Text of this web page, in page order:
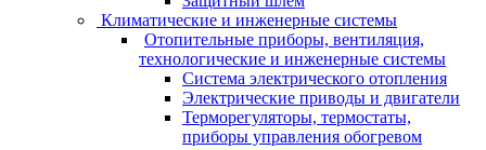
Климатические и инженерные системы
Отопительные приборы, вентиляция,
технологические и инженерные системы
Система электрического отопления
Электрические приводы и двигатели
Терморегуляторы, термостаты,
приборы управления обогревом